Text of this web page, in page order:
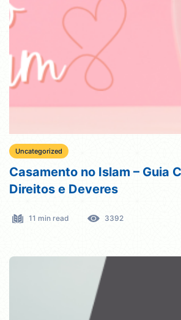
Uncategorized
Casamento no Islam – Guia
Direitos e Deveres
11 min read 3392